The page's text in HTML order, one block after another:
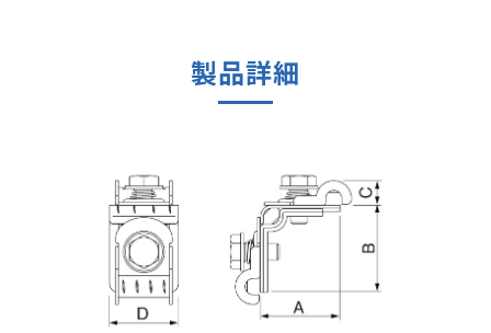
製品詳細